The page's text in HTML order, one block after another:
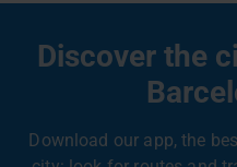
Discover the
Download our app, the